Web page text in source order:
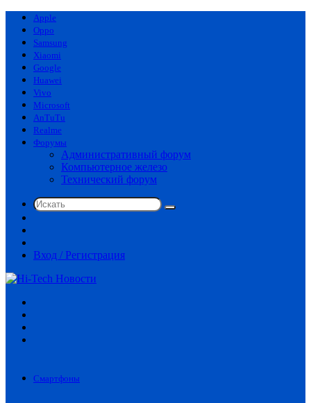
Apple
Oppo
Samsung
Xiaomi
Google
Huawei
Vivo
Microsoft
AnTuTu
Realme
Форумы
Административный форум
Компьютерное железо
Технический форум
Искать
статья
Вход / Регистрация
Смартфоны